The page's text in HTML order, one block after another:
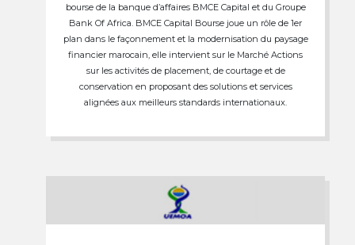
bourse de la banque d’affaires BMCE Capital et du Groupe
Bank Of Africa. BMCE Capital Bourse joue un rôle de 1er
plan dans le façonnement et la modernisation du paysage
financier marocain, elle intervient sur le Marché Actions
sur les activités de placement, de courtage et de
conservation en proposant des solutions et services
alignées aux meilleurs standards internationaux.